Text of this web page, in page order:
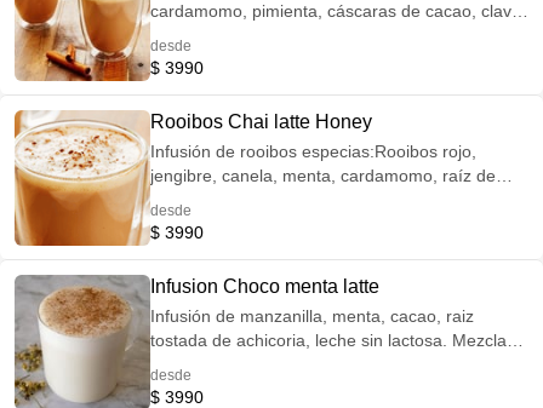
cardamomo, pimienta, cáscaras de cacao, clavo
Formato tazón vidrio 500 cc.
desde
$ 3990
Rooibos Chai latte Honey
Infusión de rooibos especias:Rooibos rojo,
jengibre, canela, menta, cardamomo, raíz de
activadora, energizante, digestiva. De sabor
desde
$ 3990
Infusion Choco menta latte
Infusión de manzanilla, menta, cacao, raiz
tostada de achicoria, leche sin lactosa. Mezcla
tazón vidrio 500 cc.
desde
$ 3990